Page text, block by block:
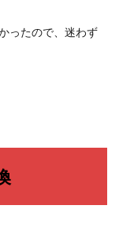
ったので、迷わず